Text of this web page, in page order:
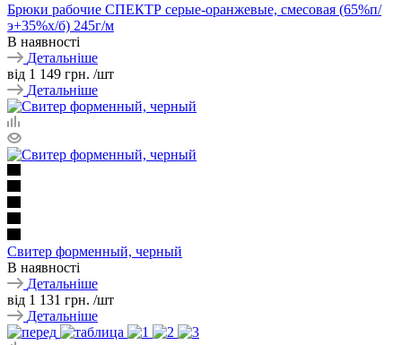
Брюки рабочие СПЕКТР серые-оранжевые, смесовая (65%п/
э+35%х/б) 245г/м
В наявності
Детальніше
від 1 149 грн. /шт
Детальніше
Свитер форменный, черный
В наявності
Детальніше
від 1 131 грн. /шт
Детальніше